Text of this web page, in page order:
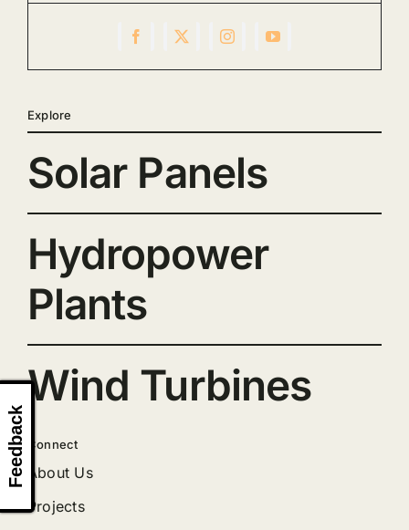
Explore
Solar Panels
Hydropower
Plants
Wind Turbines
Connect
About Us
Projects
Feedback